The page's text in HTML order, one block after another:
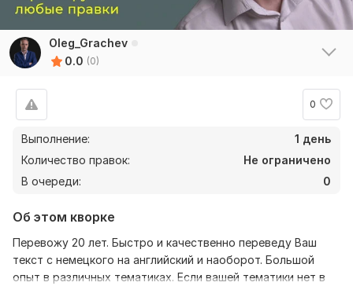
Oleg_Grachev
0.0 (0)
0
Выполнение:
1 день
Количество правок:
Не ограничено
В очереди:
0
Об этом кворке
Перевожу 20 лет. Быстро и качественно переведу Ваш
текст с немецкого на английский и наоборот. Большой
опыт в различных тематиках. Если вашей тематики нет в